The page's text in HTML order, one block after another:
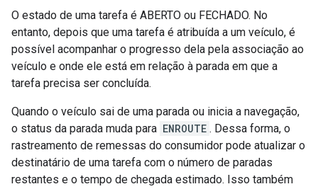
O estado de uma tarefa é ABERTO ou FECHADO. No
entanto, depois que uma tarefa é atribuída a um veículo, é
possível acompanhar o progresso dela pela associação ao
veículo e onde ele está em relação à parada em que a
tarefa precisa ser concluída.
Quando o veículo sai de uma parada ou inicia a navegação,
o status da parada muda para ENROUTE . Dessa forma, o
rastreamento de remessas do consumidor pode atualizar o
destinatário de uma tarefa com o número de paradas
restantes e o tempo de chegada estimado. Isso também